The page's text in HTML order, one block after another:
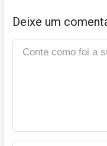
Deixe um